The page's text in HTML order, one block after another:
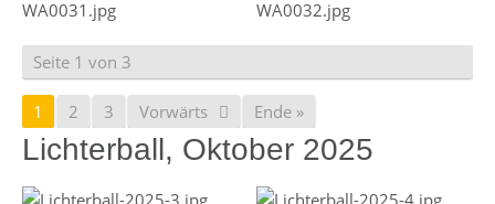
Seite 1 von 3
1 2 3 Vorwärts Ende »
Lichterball, Oktober 2025